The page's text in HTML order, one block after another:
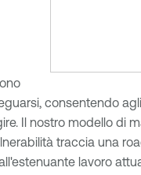
consentendo
Il nostro modello di
traccia una
lavoro